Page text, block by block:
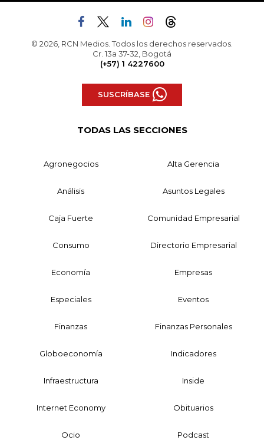
© 2026, RCN Medios. Todos los derechos reservados.
Cr. 13a 37-32, Bogotá
(+57) 1 4227600
SUSCRÍBASE
TODAS LAS SECCIONES
Agronegocios Alta Gerencia
Análisis Asuntos Legales
Caja Fuerte Comunidad Empresarial
Consumo Directorio Empresarial
Economía Empresas
Especiales Eventos
Finanzas Finanzas Personales
Globoeconomía Indicadores
Infraestructura Inside
Internet Economy Obituarios
Ocio Podcast